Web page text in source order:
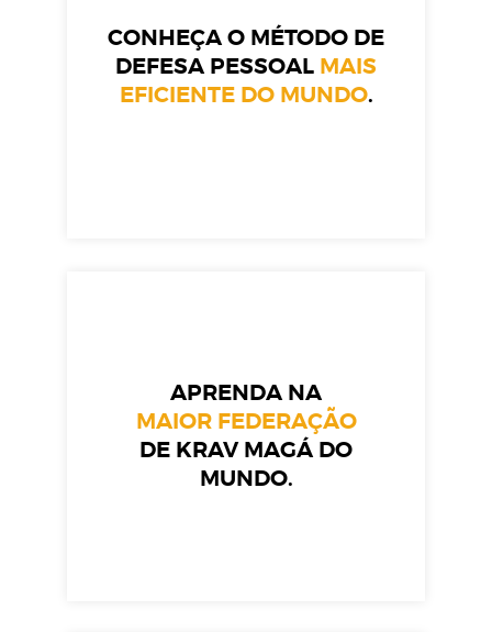
CONHEÇA O MÉTODO DE
DEFESA PESSOAL MAIS
EFICIENTE DO MUNDO.
APRENDA NA
MAIOR FEDERAÇÃO
DE KRAV MAGÁ DO
MUNDO.